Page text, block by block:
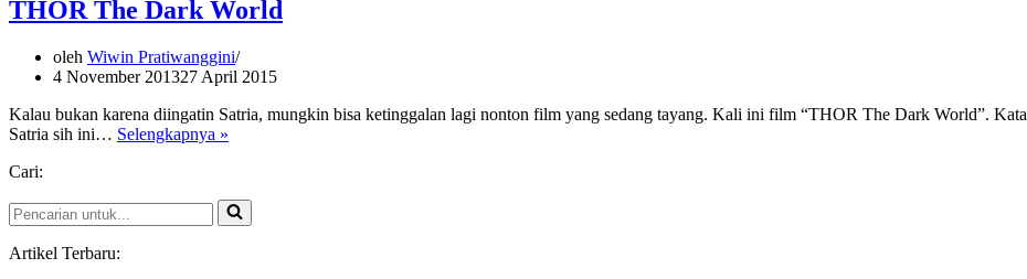
THOR The Dark World
oleh Wiwin Pratiwanggini
4 November 201327 April 2015
Kalau bukan karena diingatin Satria, mungkin bisa ketinggalan lagi nonton film yang sedang tayang. Kali ini film “THOR The Dark World”. Kata
Satria sih ini… Selengkapnya »
Cari:
Pencarian
untuk...
Artikel Terbaru: